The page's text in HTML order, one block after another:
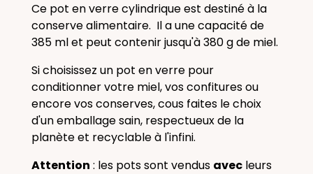
Ce pot en verre cylindrique est destiné à la
conserve alimentaire. Il a unecapacité de
385 ml et peut contenir jusqu'à 380 g de miel.
Si choisissez un pot en verre pour
conditionner votre miel, vos confitures ou
encore vos conserves, cous faites le choix
d'un emballage sain, respectueux de la
planète et recyclable à l'infini.
Attention : les pots sont vendus avec leurs